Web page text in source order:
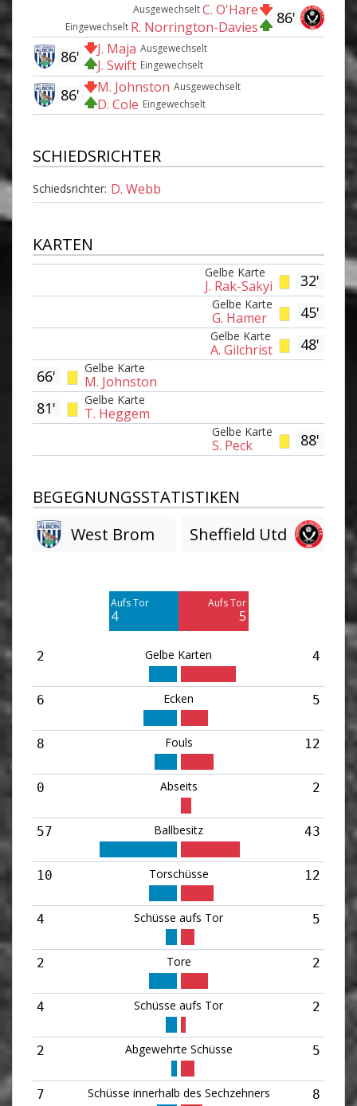
86'
AusgewechseltC. O'Hare
Eingewechselt R. Norrington-Davies
Ausgewechselt
J. Maja
Eingewechselt
J. Swift
86'
Ausgewechselt
M. Johnston
Eingewechselt
D. Cole
86'
SCHIEDSRICHTER
Schiedsrichter: D. Webb
KARTEN
32'
Gelbe Karte
J. Rak-Sakyi
45'
Gelbe Karte
G. Hamer
48'
Gelbe Karte
A. Gilchrist
Gelbe Karte
M. Johnston
66'
Gelbe Karte
T. Heggem
81'
88'
Gelbe Karte
S. Peck
BEGEGNUNGSSTATISTIKEN
West Brom
Sheffield Utd
Aufs Tor
4
Aufs Tor
5
2 Gelbe Karten 4
6 Ecken 5
8 Fouls 12
0 Abseits 2
57 Ballbesitz 43
10 Torschüsse 12
4 Schüsse aufs Tor 5
2 Tore 2
4 Schüsse aufs Tor 2
2 Abgewehrte Schüsse 5
7 Schüsse innerhalb des Sechzehners 8